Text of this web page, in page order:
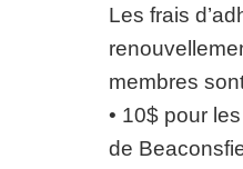
Les frais
membres
• 10$ pour
de